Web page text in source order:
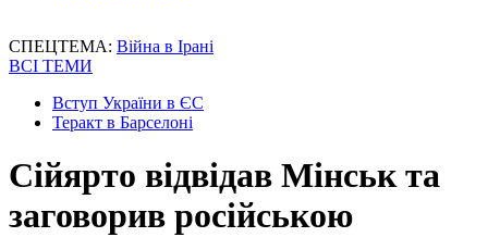
СПЕЦТЕМА: Війна в Ірані
ВСІ ТЕМИ
Вступ України в ЄС
Теракт в Барселоні
Сійярто відвідав Мінськ та
заговорив російською